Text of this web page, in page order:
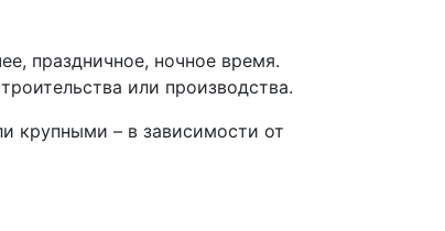
праздничное, ночное время.
или производства.
крупными – в зависимости от